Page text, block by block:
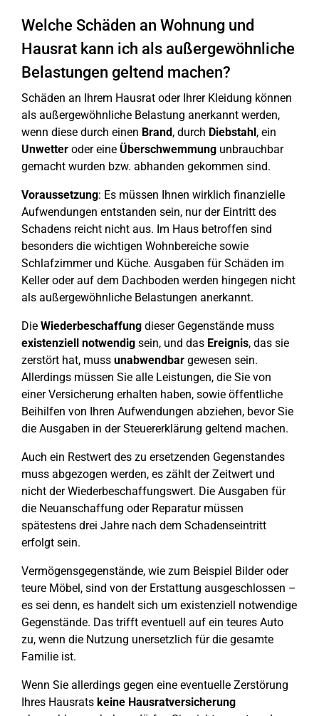
Welche Schäden an Wohnung und
Hausrat kann ich als außergewöhnliche
Belastungen geltend machen?
Schäden an Ihrem Hausrat oder Ihrer Kleidung können
als außergewöhnliche Belastung anerkannt werden,
wenn diese durch einen Brand, durch Diebstahl, ein
Unwetter oder eine Überschwemmung unbrauchbar
gemacht wurden bzw. abhanden gekommen sind.
Voraussetzung: Es müssen Ihnen wirklich finanzielle
Aufwendungen entstanden sein, nur der Eintritt des
Schadens reicht nicht aus. Im Haus betroffen sind
besonders die wichtigen Wohnbereiche sowie
Schlafzimmer und Küche. Ausgaben für Schäden im
Keller oder auf dem Dachboden werden hingegen nicht
als außergewöhnliche Belastungen anerkannt.
Die Wiederbeschaffung dieser Gegenstände muss
existenziell notwendig sein, und das Ereignis, das sie
zerstört hat, muss unabwendbar gewesen sein.
Allerdings müssen Sie alle Leistungen, die Sie von
einer Versicherung erhalten haben, sowie öffentliche
Beihilfen von Ihren Aufwendungen abziehen, bevor Sie
die Ausgaben in der Steuererklärung geltend machen.
Auch ein Restwert des zu ersetzenden Gegenstandes
muss abgezogen werden, es zählt der Zeitwert und
nicht der Wiederbeschaffungswert. Die Ausgaben für
die Neuanschaffung oder Reparatur müssen
spätestens drei Jahre nach dem Schadenseintritt
erfolgt sein.
Vermögensgegenstände, wie zum Beispiel Bilder oder
teure Möbel, sind von der Erstattung ausgeschlossen –
es sei denn, es handelt sich um existenziell notwendige
Gegenstände. Das trifft eventuell auf ein teures Auto
zu, wenn die Nutzung unersetzlich für die gesamte
Familie ist.
Wenn Sie allerdings gegen eine eventuelle Zerstörung
Ihres Hausrats keine Hausratversicherung